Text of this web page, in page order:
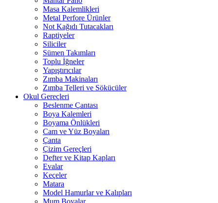
Masa Kalemlikleri
Metal Perfore Ürünler
Not Kağıdı Tutacakları
Raptiyeler
Siliciler
Sümen Takımları
Toplu İğneler
Yapıştırıcılar
Zımba Makinaları
Zımba Telleri ve Sökücüler
Okul Gereçleri
Beslenme Çantası
Boya Kalemleri
Boyama Önlükleri
Cam ve Yüz Boyaları
Çanta
Çizim Gereçleri
Defter ve Kitap Kapları
Evalar
Keçeler
Matara
Model Hamurlar ve Kalıpları
Mum Boyalar